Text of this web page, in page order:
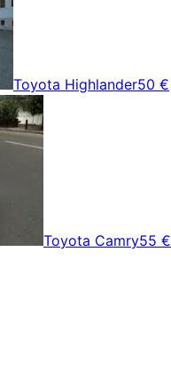
Toyota Highlander50 €
Toyota Camry55 €